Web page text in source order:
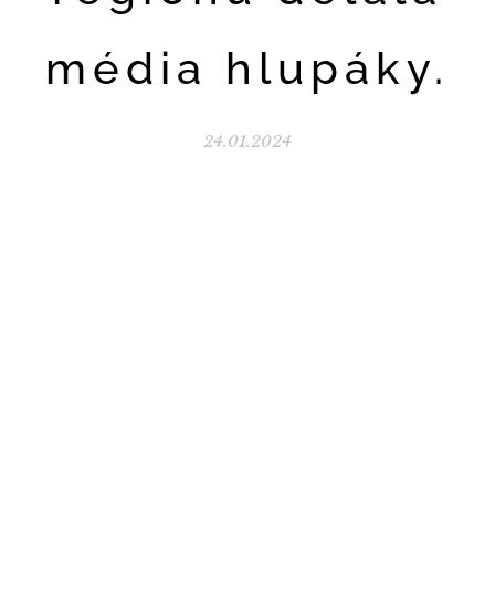
média hlupáky.
24.01.2024